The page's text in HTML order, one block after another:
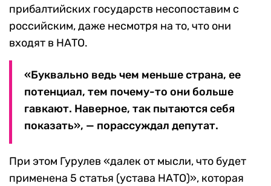
прибалтийских государств несопоставим с
российским, даже несмотря на то, что они
входят в НАТО.
«Буквально ведь чем меньше страна, ее
потенциал, тем почему-то они больше
гавкают. Наверное, так пытаются себя
показать», — порассуждал депутат.
При этом Гурулев «далек от мысли, что будет
применена 5 статья (устава НАТО)», которая